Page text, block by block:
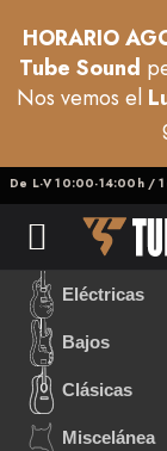
HORARIO
Tube Sound
Nos vemos el
De L-V 10:00-14:00h /
Eléctricas
Bajos
Clásicas
Miscelánea